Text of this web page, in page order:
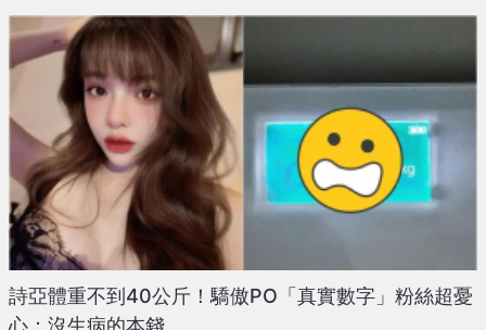
詩亞體重不到40公斤！驕傲PO「真實數字」粉絲超憂
心：沒生病的本錢